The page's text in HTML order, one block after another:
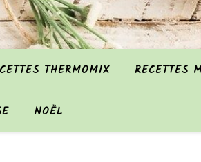
THERMOMIX RECETTES
NOËL